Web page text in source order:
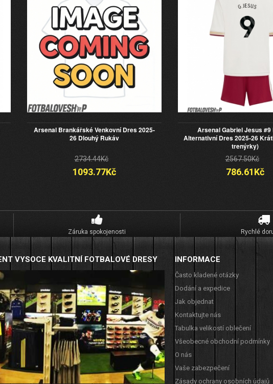
Arsenal Brankářské Venkovní Dres 2025-
26 Dlouhý Rukáv
2734.44Kč
1093.77Kč
Arsenal Gabriel Jesus #9
Alternativní Dres 2025-26
trenýrky)
2567.50Kč
786.61Kč
Záruka spokojenosti Rychlé
VYSOCE KVALITNÍ FOTBALOVÉ DRESY INFORMACE
Často kladené otázky
Dodání a expedice
Jak objednat
Kontaktujte nás
Tabulka velikostí oblečení
Všeobecné obchodní podmínky
O nás
Vaše zabezpečení
Zásady ochrany osobních údajů